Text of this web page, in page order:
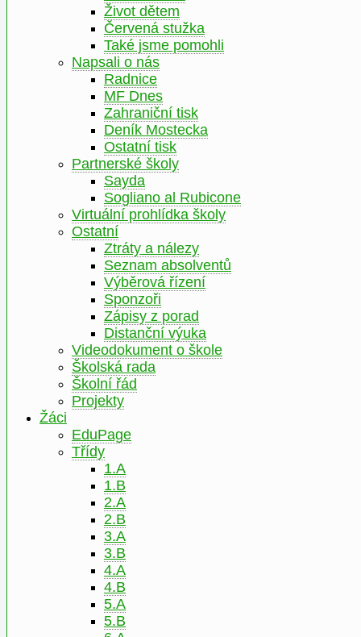
Život dětem
Červená stužka
Také jsme pomohli
Napsali o nás
Radnice
MF Dnes
Zahraniční tisk
Deník Mostecka
Ostatní tisk
Partnerské školy
Sayda
Sogliano al Rubicone
Virtuální prohlídka školy
Ostatní
Ztráty a nálezy
Seznam absolventů
Výběrová řízení
Sponzoři
Zápisy z porad
Distanční výuka
Videodokument o škole
Školská rada
Školní řád
Projekty
Žáci
EduPage
Třídy
1.A
1.B
2.A
2.B
3.A
3.B
4.A
4.B
5.A
5.B